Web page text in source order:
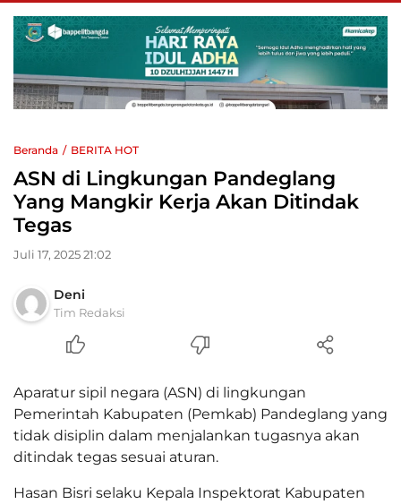
Beranda BERITA HOT
ASN di Lingkungan Pandeglang
Yang Mangkir Kerja Akan Ditindak
Tegas
Juli 17, 2025 21:02
Deni
Tim Redaksi
Aparatur sipil negara (ASN) di lingkungan
Pemerintah Kabupaten (Pemkab) Pandeglang yang
tidak disiplin dalam menjalankan tugasnya akan
ditindak tegas sesuai aturan.
Hasan Bisri selaku Kepala Inspektorat Kabupaten